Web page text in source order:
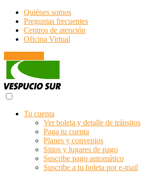
Quiénes somos
Preguntas frecuentes
Centros de atención
Oficina Virtual
Tu cuenta
Ver boleta y detalle de tránsitos
Paga tu cuenta
Planes y convenios
Sitios y lugares de pago
Suscribe pago automático
Suscribe a tu boleta por e-mail